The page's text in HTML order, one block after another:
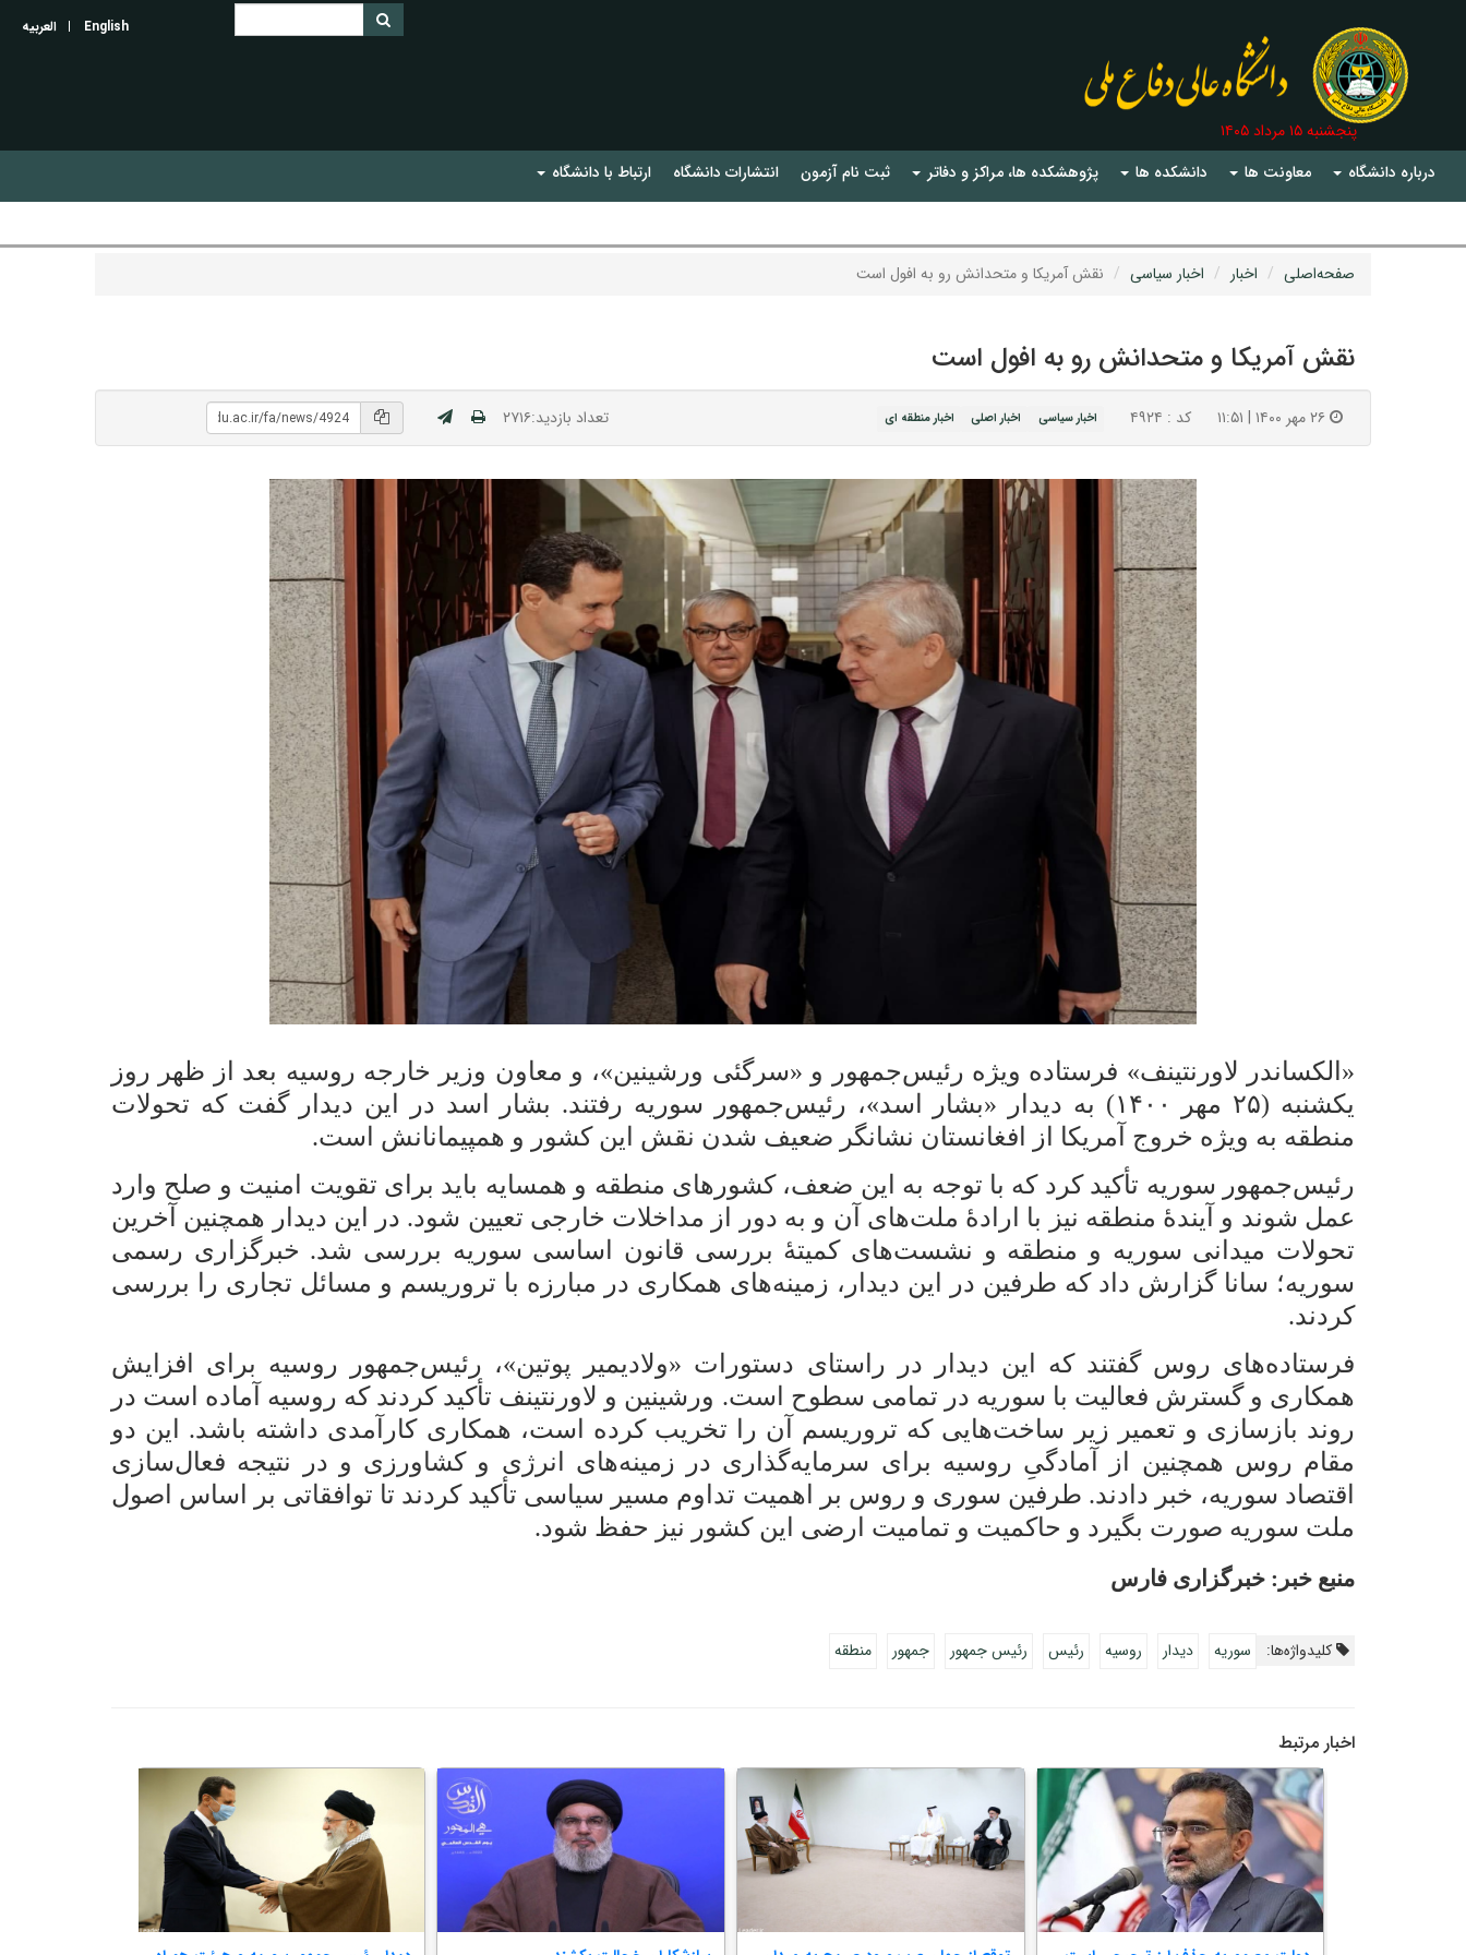
English العربیه
درباره دانشگاه معاونت ها دانشکده ها پژوهشکده ها، مراکز و دفاتر ثبت نام آزمون انتشارات دانشگاه ارتباط با دانشگاه
پنجشنبه ۱۵ مرداد ۱۴۰۵
صفحه‌اصلی اخبار اخبار سیاسی نقش آمریکا و متحدانش رو به افول است
نقش آمریکا و متحدانش رو به افول است
کد : ۴۹۲۴ اخبار سیاسی اخبار اصلی اخبار منطقه ای تعداد بازدید:۲۷۱۶
«الکساندر لاورنتینف» فرستاده ویژه رئیس‌جمهور و «سرگئی ورشینین»، و معاون وزیر خارجه روسیه بعد از ظهر روز
یکشنبه (۲۵ مهر ۱۴۰۰) به دیدار «بشار اسد»، رئیس‌جمهور سوریه رفتند. بشار اسد در این دیدار گفت که تحولات
منطقه به ویژه خروج آمریکا از افغانستان نشانگر ضعیف شدن نقش این کشور و همپیمانانش است.
رئیس‌جمهور سوریه تأکید کرد که با توجه به این ضعف، کشورهای منطقه و همسایه باید برای تقویت امنیت و صلح وارد
عمل شوند و آیندۀ منطقه نیز با ارادۀ ملت‌های آن و به دور از مداخلات خارجی تعیین شود. در این دیدار همچنین آخرین
تحولات میدانی سوریه و منطقه و نشست‌های کمیتۀ بررسی قانون اساسی سوریه بررسی شد. خبرگزاری رسمی
سوریه؛ سانا گزارش داد که طرفین در این دیدار، زمینه‌های همکاری در مبارزه با تروریسم و مسائل تجاری را بررسی
کردند.
فرستاده‌های روس گفتند که این دیدار در راستای دستورات «ولادیمیر پوتین»، رئیس‌جمهور روسیه برای افزایش
همکاری و گسترش فعالیت با سوریه در تمامی سطوح است. ورشینین و لاورنتینف تأکید کردند که روسیه آماده است در
روند بازسازی و تعمیر زیر ساخت‌هایی که تروریسم آن را تخریب کرده است، همکاری کارآمدی داشته باشد. این دو
مقام روس همچنین از آمادگیِ روسیه برای سرمایه‌گذاری در زمینه‌های انرژی و کشاورزی و در نتیجه فعال‌سازی
اقتصاد سوریه، خبر دادند. طرفین سوری و روس بر اهمیت تداوم مسیر سیاسی تأکید کردند تا توافقاتی بر اساس اصول
ملت سوریه صورت بگیرد و حاکمیت و تمامیت ارضی این کشور نیز حفظ شود.
منبع خبر: خبرگزاری فارس
کلیدواژه‌ها: سوریه دیدار روسیه رئیس رئیس جمهور جمهور منطقه
اخبار مرتبط